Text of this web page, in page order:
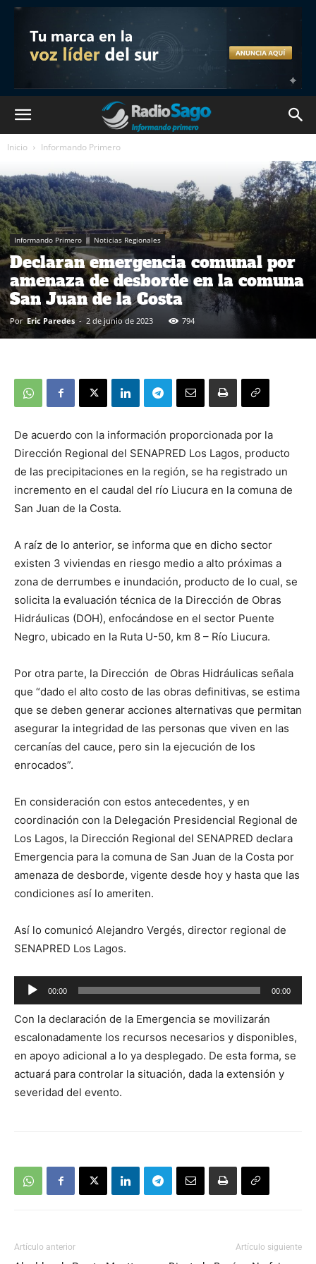
Inicio Informando Primero
Informando Primero Noticias Regionales
Declaran emergencia comunal por
amenaza de desborde en la comuna
San Juan de la Costa
Por Eric Paredes - 2 de junio de 2023 794
De acuerdo con la información proporcionada por la
Dirección Regional del SENAPRED Los Lagos, producto
de las precipitaciones en la región, se ha registrado un
incremento en el caudal del río Liucura en la comuna de
San Juan de la Costa.
A raíz de lo anterior, se informa que en dicho sector
existen 3 viviendas en riesgo medio a alto próximas a
zona de derrumbes e inundación, producto de lo cual, se
solicita la evaluación técnica de la Dirección de Obras
Hidráulicas (DOH), enfocándose en el sector Puente
Negro, ubicado en la Ruta U-50, km 8 – Río Liucura.
Por otra parte, la Dirección de Obras Hidráulicas señala
que “dado el alto costo de las obras definitivas, se estima
que se deben generar acciones alternativas que permitan
asegurar la integridad de las personas que viven en las
cercanías del cauce, pero sin la ejecución de los
enrocados”.
En consideración con estos antecedentes, y en
coordinación con la Delegación Presidencial Regional de
Los Lagos, la Dirección Regional del SENAPRED declara
Emergencia para la comuna de San Juan de la Costa por
amenaza de desborde, vigente desde hoy y hasta que las
condiciones así lo ameriten.
Así lo comunicó Alejandro Vergés, director regional de
SENAPRED Los Lagos.
Reproductor
de
audio
00:00 00:00
Con la declaración de la Emergencia se movilizarán
escalonadamente los recursos necesarios y disponibles,
en apoyo adicional a lo ya desplegado. De esta forma, se
actuará para controlar la situación, dada la extensión y
severidad del evento.
Artículo anterior Artículo siguiente